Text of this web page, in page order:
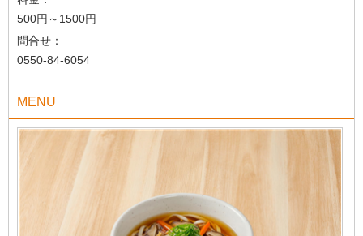
500円～1500円
問合せ：
0550-84-6054
MENU